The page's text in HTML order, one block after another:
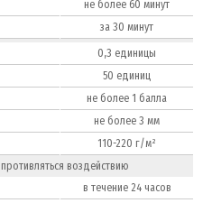
не более 60 минут
за 30 минут
0,3 единицы
50 единиц
не более 1 балла
не более 3 мм
110-220 г/м²
воздействию
в течение 24 часов